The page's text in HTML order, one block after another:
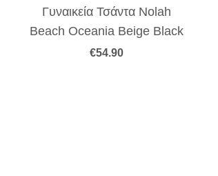
Γυναικεία Τσάντα Nolah
Beach Oceania Beige Black
€54.90